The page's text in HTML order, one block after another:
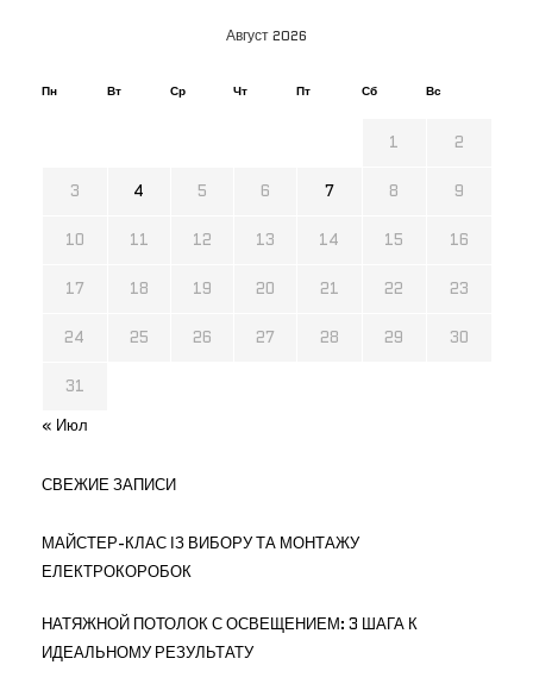
Август 2026
Пн Вт Ср Чт Пт Сб Вс
1 2
3 4 5 6 7 8 9
10 11 12 13 14 15 16
17 18 19 20 21 22 23
24 25 26 27 28 29 30
31
« Июл
СВЕЖИЕ ЗАПИСИ
МАЙСТЕР-КЛАС ІЗ ВИБОРУ ТА МОНТАЖУ
ЕЛЕКТРОКОРОБОК
НАТЯЖНОЙ ПОТОЛОК С ОСВЕЩЕНИЕМ: 3 ШАГА К
ИДЕАЛЬНОМУ РЕЗУЛЬТАТУ